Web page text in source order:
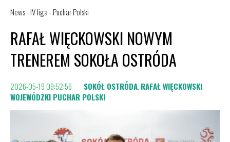
News - IV liga - Puchar Polski
RAFAŁ WIĘCKOWSKI NOWYM
TRENEREM SOKOŁA OSTRÓDA
2026-05-19 09:52:56 SOKÓŁ OSTRÓDA, RAFAŁ WIĘCKOWSKI,
WOJEWÓDZKI PUCHAR POLSKI